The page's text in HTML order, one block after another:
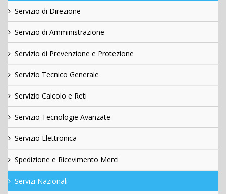
Servizio di Direzione
Servizio di Amministrazione
Servizio di Prevenzione e Protezione
Servizio Tecnico Generale
Servizio Calcolo e Reti
Servizio Tecnologie Avanzate
Servizio Elettronica
Spedizione e Ricevimento Merci
Servizi Nazionali